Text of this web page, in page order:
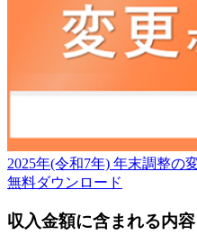
2025年(令和7年) 年末調整の
無料ダウンロード
収入金額に含まれる内容